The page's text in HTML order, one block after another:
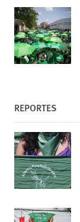
REPORTES